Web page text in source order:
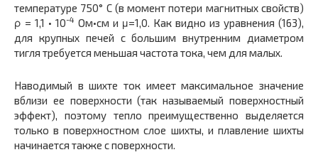
температуре 750° С (в момент потери магнитных свойств)
ρ = 1,1 • 10-4 Ом•см и μ=1,0. Как видно из уравнения (163),
для крупных печей с большим внутренним диаметром
тигля требуется меньшая частота тока, чем для малых.
Наводимый в шихте ток имеет максимальное значение
вблизи ее поверхности (так называемый поверхностный
эффект), поэтому тепло преимущественно выделяется
только в поверхностном слое шихты, и плавление шихты
начинается также с поверхности.